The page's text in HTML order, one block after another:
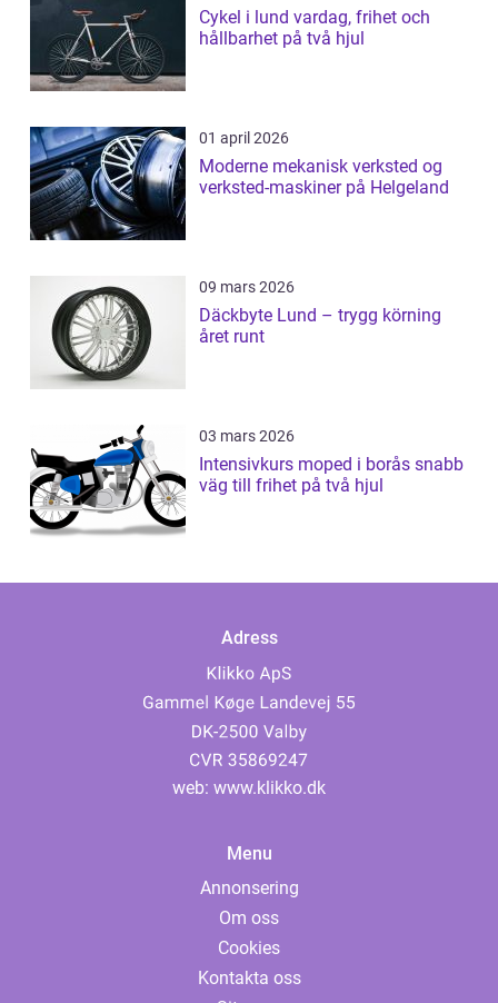
Cykel i lund vardag, frihet och
hållbarhet på två hjul
01 april 2026
Moderne mekanisk verksted og
verksted-maskiner på Helgeland
09 mars 2026
Däckbyte Lund – trygg körning
året runt
03 mars 2026
Intensivkurs moped i borås snabb
väg till frihet på två hjul
Adress
web: www.klikko.dk
Menu
Annonsering
Om oss
Cookies
Kontakta oss